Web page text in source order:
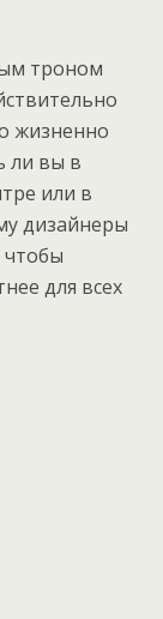
троном
жизненно
ли вы в
или в
дизайнеры
чтобы
для всех